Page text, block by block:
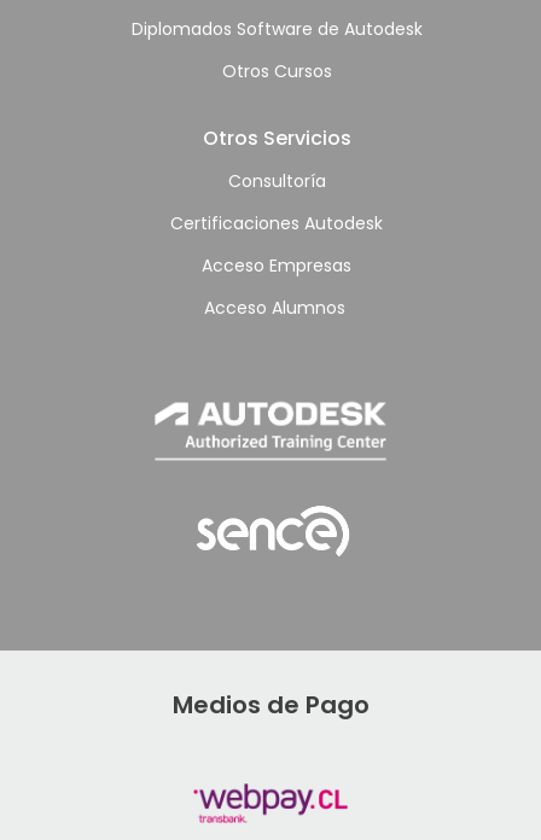
Diplomados Software de Autodesk
Otros Cursos
Otros Servicios
Consultoría
Certificaciones Autodesk
Acceso Empresas
Acceso Alumnos
Medios de Pago